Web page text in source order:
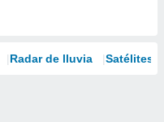
Radar de lluvia Satélites